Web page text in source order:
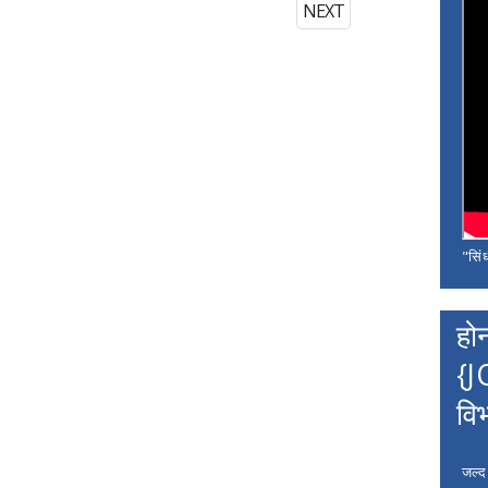
NEXT
जल्द